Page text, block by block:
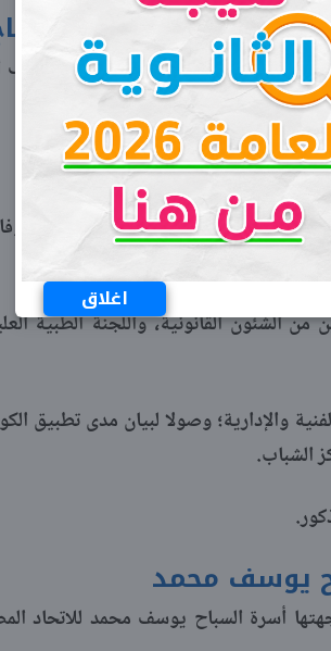
اغلاق
واقعة وفاة
لمتابعة تداعيات الحادث المؤسف
يتضمن كافة التفاصيل المتعلقة بحادث
القانونية، واللجنة الطبية
والإدارية؛ وصولا لبيان مدى تطبيق
الشباب.
يوسف محمد
أسرة السباح يوسف محمد للاتحاد